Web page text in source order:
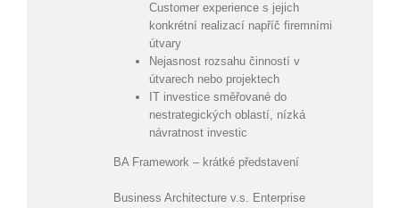
Customer experience s jejich
konkrétní realizací napříč firemními
útvary
Nejasnost rozsahu činností v
útvarech nebo projektech
IT investice směřované do
nestrategických oblastí, nízká
návratnost investic
BA Framework – krátké představení
Business Architecture v.s. Enterprise